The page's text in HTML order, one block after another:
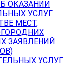
ОКАЗАНИИ
УСЛУГ
МЕСТ,
ЗАЯВЛЕНИЙ
УСЛУГ